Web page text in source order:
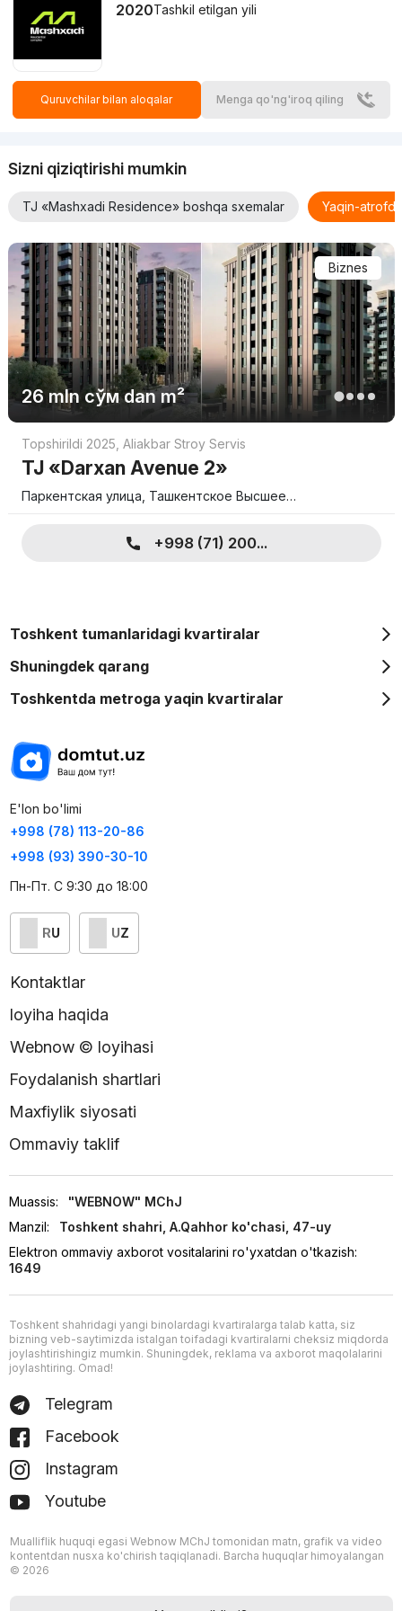
2020Tashkil etilgan yili
Quruvchilar bilan aloqalar Menga qo'ng'iroq qiling
Sizni qiziqtirishi mumkin
TJ «Mashxadi Residence» boshqa sxemalar Yaqin-atrofda
Biznes
26 mln сўмdan m²
Topshirildi 2025 Aliakbar Stroy Servis
TJ «Darxan Avenue 2»
Паркентская улица, Ташкентское Высшее…
+998 (71) 200...
Toshkent tumanlaridagi kvartiralar
Shuningdek qarang
Toshkentda metroga yaqin kvartiralar
E'lon bo'limi
+998 (78) 113-20-86
+998 (93) 390-30-10
Пн-Пт. С 9:30 до 18:00
RU UZ
Kontaktlar
loyiha haqida
Webnow © loyihasi
Foydalanish shartlari
Maxfiylik siyosati
Ommaviy taklif
Muassis:
"WEBNOW" MChJ
Manzil:
Toshkent shahri, A.Qahhor ko'chasi, 47-uy
Elektron ommaviy axborot vositalarini ro'yxatdan o'tkazish:
1649
Toshkent shahridagi yangi binolardagi kvartiralarga talab katta, siz
bizning veb-saytimizda istalgan toifadagi kvartiralarni cheksiz miqdorda
joylashtirishingiz mumkin. Shuningdek, reklama va axborot maqolalarini
joylashtiring. Omad!
Telegram
Facebook
Instagram
Youtube
Mualliflik huquqi egasi Webnow MChJ tomonidan matn, grafik va video
kontentdan nusxa ko'chirish taqiqlanadi. Barcha huquqlar himoyalangan
© 2026